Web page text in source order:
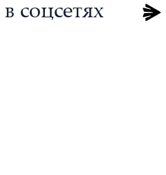
соцсетях